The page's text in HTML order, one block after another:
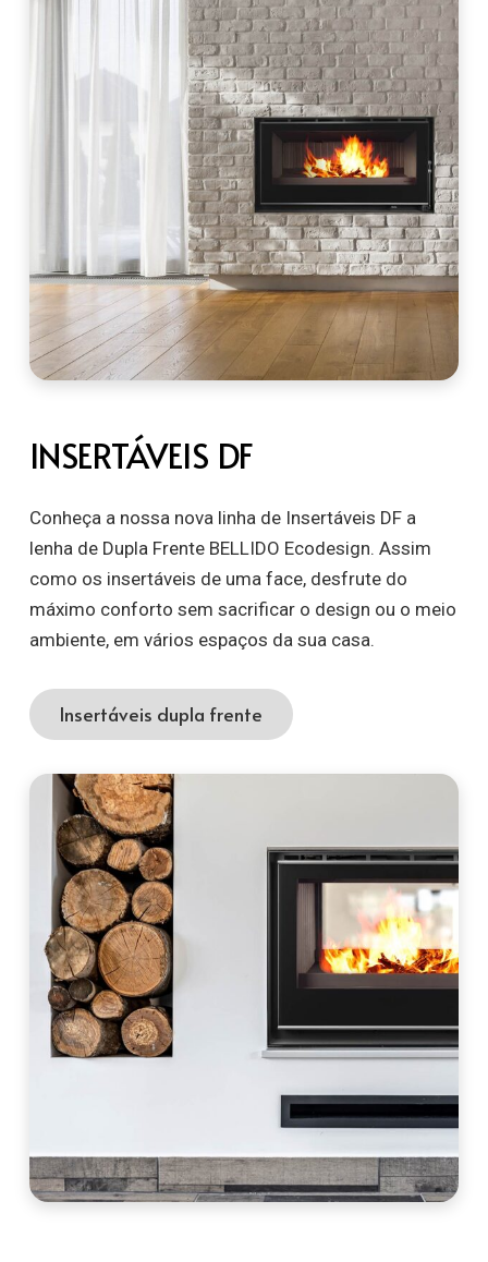
INSERTÁVEIS DF
Conheça a nossa nova linha de Insertáveis DF a
lenha de Dupla Frente BELLIDO Ecodesign. Assim
como os insertáveis de uma face, desfrute do
máximo conforto sem sacrificar o design ou o meio
ambiente, em vários espaços da sua casa.
Insertáveis dupla frente